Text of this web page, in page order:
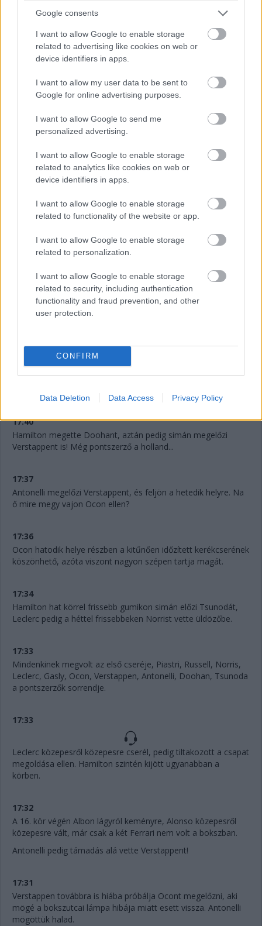
Google consents
I want to allow Google to enable storage
related to advertising like cookies on web or
device identifiers in apps.
I want to allow my user data to be sent to
Google for online advertising purposes.
I want to allow Google to send me
personalized advertising.
I want to allow Google to enable storage
related to analytics like cookies on web or
device identifiers in apps.
I want to allow Google to enable storage
related to functionality of the website or app.
I want to allow Google to enable storage
related to personalization.
I want to allow Google to enable storage
related to security, including authentication
functionality and fraud prevention, and other
user protection.
CONFIRM
Data Deletion Data Access Privacy Policy
Leclerc megtámadta Norrist a célegyenes végén, de annyira
mélyet fékezett, hogy onnan nem lehetett befejezni az
Antonelli utolsó figyelmeztetést kap a pályahatárok miatt (a
Egy pillanatnyi állás 23 kör után:
17:41
Verstappent már Doohan is támadja! Micsoda élmény ez a
17:40
Hamilton megette Doohant, aztán pedig simán megelőzi
Verstappent is! Még pontszerző a holland...
17:37
Antonelli megelőzi Verstappent, és feljön a hetedik helyre. Na
ő mire megy vajon Ocon ellen?
17:36
Ocon hatodik helye részben a kitűnően időzített kerékcserének
köszönhető, azóta viszont nagyon szépen tartja magát.
17:34
Hamilton hat körrel frissebb gumikon simán előzi Tsunodát,
Leclerc pedig a héttel frissebbeken Norrist vette üldözőbe.
17:33
Mindenkinek megvolt az első cseréje, Piastri, Russell, Norris,
Leclerc, Gasly, Ocon, Verstappen, Antonelli, Doohan, Tsunoda
a pontszerzők sorrendje.
17:33
Leclerc közepesről közepesre cserél, pedig tiltakozott a csapat
megoldása ellen. Hamilton szintén kijött ugyanabban a
körben.
17:32
A 16. kör végén Albon lágyról keményre, Alonso közepesről
közepesre vált, már csak a két Ferrari nem volt a bokszban.
Antonelli pedig támadás alá vette Verstappent!
17:31
Verstappen továbbra is hiába próbálja Ocont megelőzni, aki
mögé a bokszutcai lámpa hibája miatt esett vissza. Antonelli
mögöttük halad.